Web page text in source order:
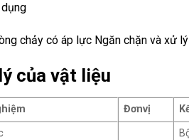
chảy có áp lực Ngăn chặn và xử
của vật liệu
Đơnvị